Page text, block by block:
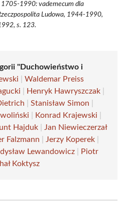
1990: vademecum dla
Ludowa, 1944-1990,
s. 123.
"Duchowieństwo i
Waldemar Preiss
Henryk Hawryszczak
Stanisław Simon
Konrad Krajewski
Hajduk
Jan Niewieczerzał
Falzmann Jerzy Koperek
Lewandowicz
Piotr
Koktysz